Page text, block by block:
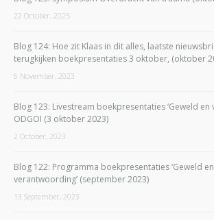
22 October, 2025
Blog 124: Hoe zit Klaas in dit alles, laatste
terugkijken boekpresentaties 3 oktober, (oktober
6 November, 2023
Blog 123: Livestream boekpresentaties ‘Geweld en
ODGOI (3 oktober 2023)
2 October, 2023
Blog 122: Programma boekpresentaties ‘Geweld en
verantwoording’ (september 2023)
13 September, 2023